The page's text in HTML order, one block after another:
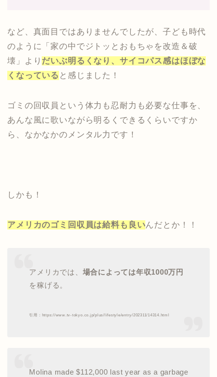
など、真面目ではありませんでしたが、子ども時代
のように「家の中でジトッとおもちゃを改造＆破
壊」より だいぶ明るくなり、サイコパス感はほぼな
くなっている と感じました！
ゴミの回収員という体力も忍耐力も必要な仕事を、
あんな風に歌いながら明るくできるくらいですか
ら、なかなかのメンタル力です！
しかも！
アメリカのゴミ回収員は給料も良いんだとか！！
アメリカでは、 場合によっては年収1000万円
を稼げる。
引用：https://www.tv-tokyo.co.jp/plus/lifestyle/entry/202311/14314.html
Molina made $112,000 last year as a garbage